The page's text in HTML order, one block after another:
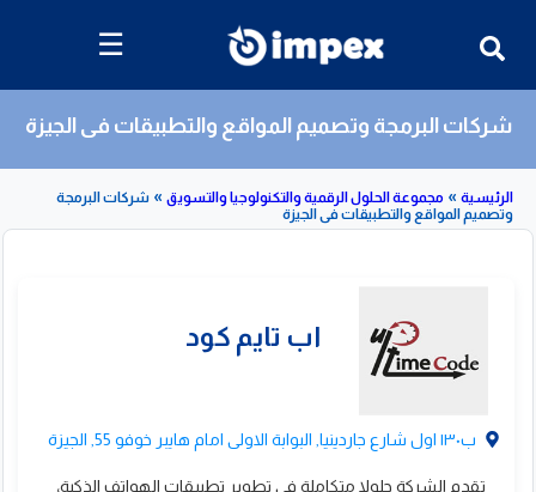
☰
شركات البرمجة وتصميم المواقع والتطبيقات فى الجيزة
»
مجموعة الحلول الرقمية والتكنولوجيا والتسويق
»
شركات البرمجة
بشركات
البرمجة
وتصميم
والتطبيقات
ب١٣٠ اول شارع جاردينيا, البوابة الاولى امام هايبر خوفو 55, الجيزة
تقدم الشركة حلولا متكاملة في تطوير تطبيقات الهواتف الذكية،